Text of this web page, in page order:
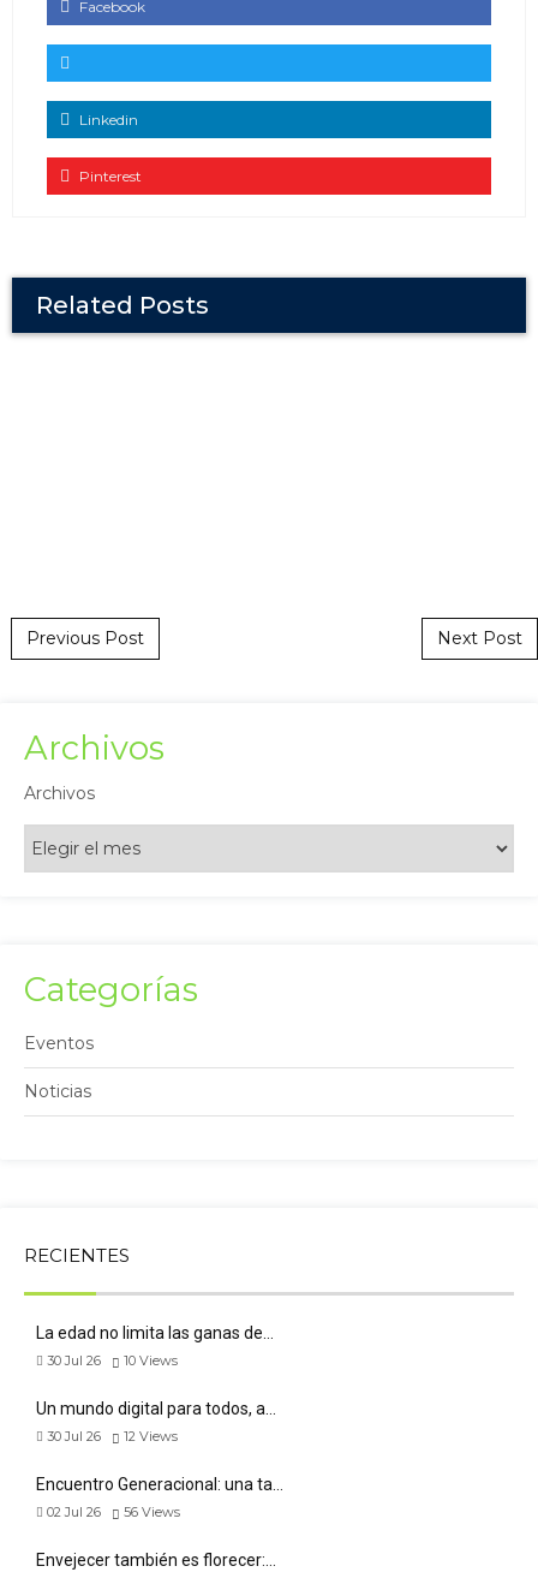
Facebook
Linkedin
Pinterest
Related Posts
Post navigation
Previous Post Next Post
Archivos
Archivos
Categorías
Eventos
Noticias
RECIENTES
La edad no limita las ganas de…
30 Jul 26 10 Views
Un mundo digital para todos, a…
30 Jul 26 12 Views
Encuentro Generacional: una ta…
02 Jul 26 56 Views
Envejecer también es florecer:…